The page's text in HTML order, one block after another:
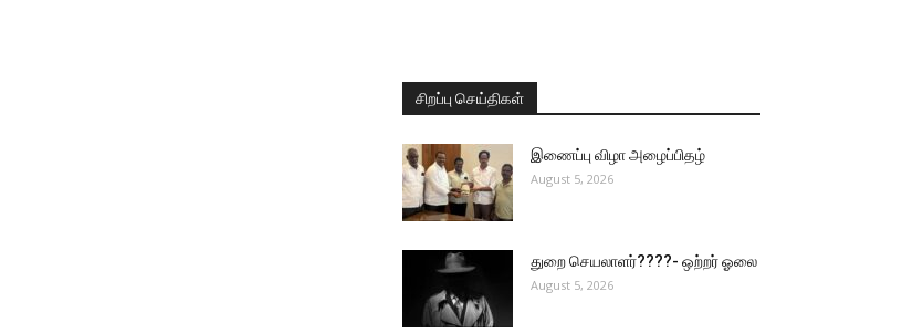
சிறப்பு செய்திகள்
இணைப்பு விழா அழைப்பிதழ்
August 5, 2026
துறை செயலாளர்????- ஒற்றர் ஓலை
August 5, 2026